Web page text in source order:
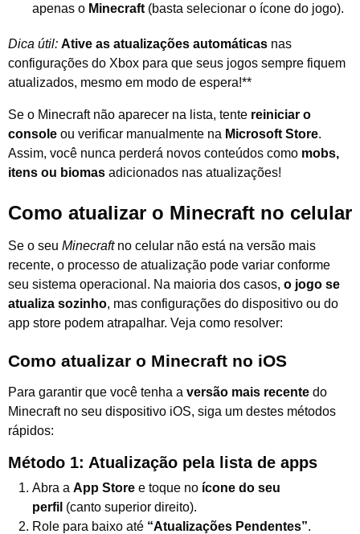
apenas o Minecraft (basta selecionar o ícone do jogo).
Dica útil: Ative as atualizações automáticas nas
configurações do Xbox para que seus jogos sempre fiquem
atualizados, mesmo em modo de espera!**
Se o Minecraft não aparecer na lista, tente reiniciar o
console ou verificar manualmente na Microsoft Store.
Assim, você nunca perderá novos conteúdos como mobs,
itens ou biomas adicionados nas atualizações!
Como atualizar o Minecraft no celular
Se o seu Minecraftno celular não está na versão mais
recente, o processo de atualização pode variar conforme
seu sistema operacional. Na maioria dos casos, o jogo se
atualiza sozinho, mas configurações do dispositivo ou do
app store podem atrapalhar. Veja como resolver:
Como atualizar o Minecraft no iOS
Para garantir que você tenha a versão mais recente do
Minecraft no seu dispositivo iOS, siga um destes métodos
rápidos:
Método 1: Atualização pela lista de apps
Abra a App Store e toque no ícone do seu
perfil (canto superior direito).
Role para baixo até “Atualizações Pendentes”.